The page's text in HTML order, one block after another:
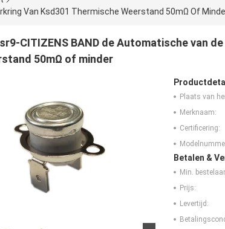
Van Ksd301 Thermische Weerstand 50mΩ Of
CITIZENS BAND de Automatische van
50mΩ of minder
Plaats van
Merknaam:
Certificering:
Betalen &
Min.
Prijs:
Levertijd: